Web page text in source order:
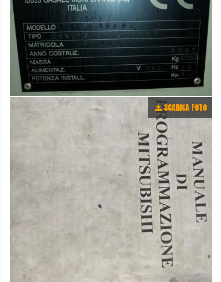
SCARICA FOTO